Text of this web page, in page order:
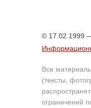
© 17.02.1999
Все
(тексты,
ограничений